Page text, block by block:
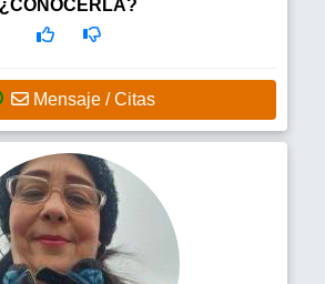
¿CONOCERLA?
Mensaje / Citas